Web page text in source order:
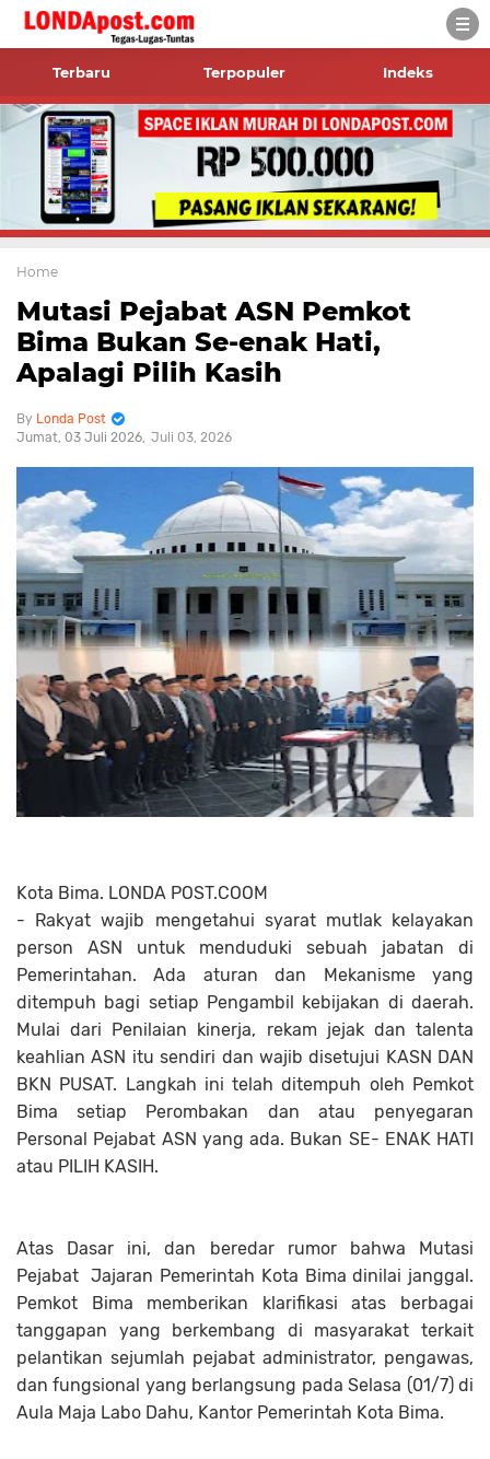
Terbaru Terpopuler Indeks
Home
Mutasi Pejabat ASN Pemkot
Bima Bukan Se-enak Hati,
Apalagi Pilih Kasih
Londa Post
Jumat, 03 Juli 2026 Juli 03, 2026
Kota Bima. LONDA POST.COOM
- Rakyat wajib mengetahui syarat mutlak kelayakan
person ASN untuk menduduki sebuah jabatan di
Pemerintahan. Ada aturan dan Mekanisme yang
ditempuh bagi setiap Pengambil kebijakan di daerah.
Mulai dari Penilaian kinerja, rekam jejak dan talenta
keahlian ASN itu sendiri dan wajib disetujui KASN DAN
BKN PUSAT. Langkah ini telah ditempuh oleh Pemkot
Bima setiap Perombakan dan atau penyegaran
Personal Pejabat ASN yang ada. Bukan SE- ENAK HATI
atau PILIH KASIH.
Atas Dasar ini, dan beredar rumor bahwa Mutasi
Pejabat Jajaran Pemerintah Kota Bima dinilai janggal.
Pemkot Bima memberikan klarifikasi atas berbagai
tanggapan yang berkembang di masyarakat terkait
pelantikan sejumlah pejabat administrator, pengawas,
dan fungsional yang berlangsung pada Selasa (01/7) di
Aula Maja Labo Dahu, Kantor Pemerintah Kota Bima.